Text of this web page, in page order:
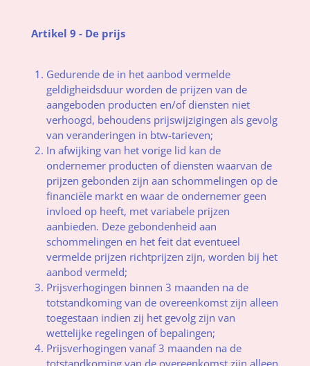
Artikel 9 - De prijs
Gedurende de in het aanbod vermelde
geldigheidsduur worden de prijzen van de
aangeboden producten en/of diensten niet
verhoogd, behoudens prijswijzigingen als gevolg
van veranderingen in btw-tarieven;
In afwijking van het vorige lid kan de
ondernemer producten of diensten waarvan de
prijzen gebonden zijn aan schommelingen op de
financiële markt en waar de ondernemer geen
invloed op heeft, met variabele prijzen
aanbieden. Deze gebondenheid aan
schommelingen en het feit dat eventueel
vermelde prijzen richtprijzen zijn, worden bij het
aanbod vermeld;
Prijsverhogingen binnen 3 maanden na de
totstandkoming van de overeenkomst zijn alleen
toegestaan indien zij het gevolg zijn van
wettelijke regelingen of bepalingen;
Prijsverhogingen vanaf 3 maanden na de
totstandkoming van de overeenkomst zijn alleen